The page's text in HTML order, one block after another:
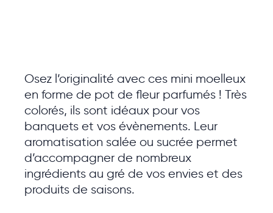
Osez l’originalité avec ces mini moelleux
en forme de pot de fleur parfumés ! Très
colorés, ils sont idéaux pour vos
banquets et vos évènements. Leur
aromatisation salée ou sucrée permet
d’accompagner de nombreux
ingrédients au gré de vos envies et des
produits de saisons.